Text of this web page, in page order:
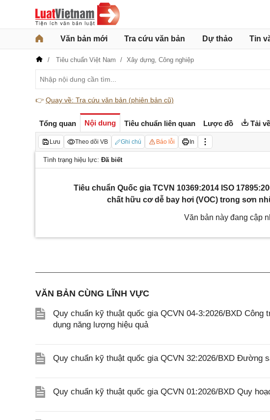
Văn bản mới Tra cứu văn bản Dự thảo Tin
Tiêu chuẩn Việt Nam Xây dựng, Công nghiệp
👉 Quay về: Tra cứu văn bản (phiên bản cũ)
Tổng quan Nội dung Tiêu chuẩn liên quan Lược đồ Tải về
Lưu Theo dõi VB Ghi chú Báo lỗi In
Tình trạng hiệu lực: Đã biết
Tiêu chuẩn Quốc gia TCVN 10369:2014 ISO
chất hữu cơ dễ bay hơi (VOC) trong sơn
Văn bản này đang cập
VĂN BẢN CÙNG LĨNH VỰC
Quy chuẩn kỹ thuật quốc gia QCVN 04-3:2026/BXD
dụng năng lượng hiệu quả
Quy chuẩn kỹ thuật quốc gia QCVN 32:2026/BXD Đường
Quy chuẩn kỹ thuật quốc gia QCVN 01:2026/BXD Quy